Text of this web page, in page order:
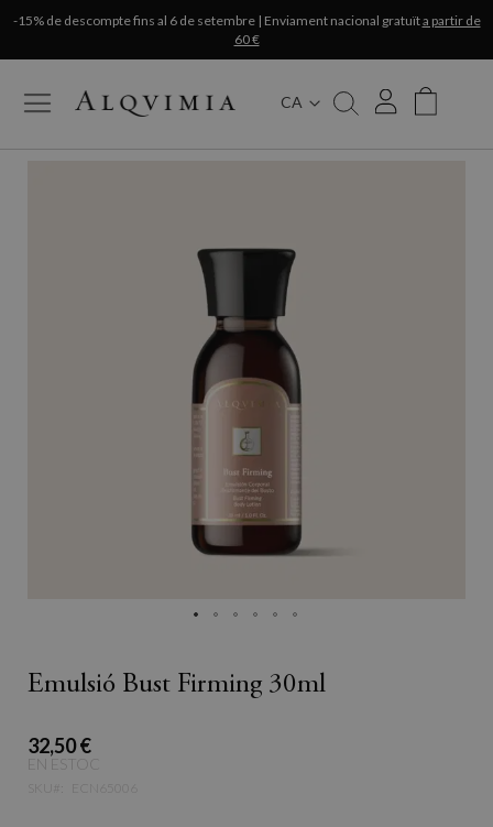
-15% de descompte fins al 6 de setembre | Enviament nacional gratuïta partir de
60 €
CA
My Cart
Emulsió Bust Firming 30ml
32,50 €
EN ESTOC